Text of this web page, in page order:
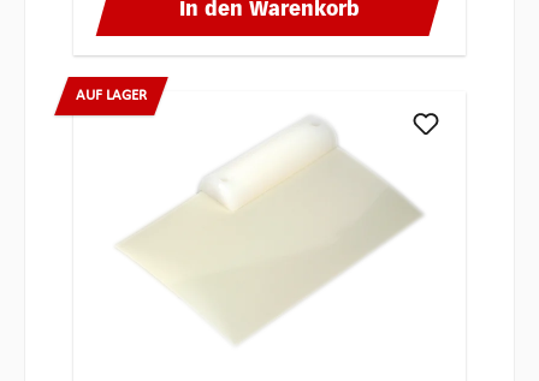
In den Warenkorb
AUF LAGER